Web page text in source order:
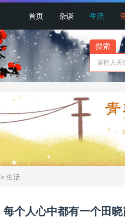
首页 杂谈 生活
搜索
> 生活
每个人心中都有一个田